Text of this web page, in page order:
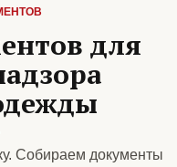
для
Собираем документы